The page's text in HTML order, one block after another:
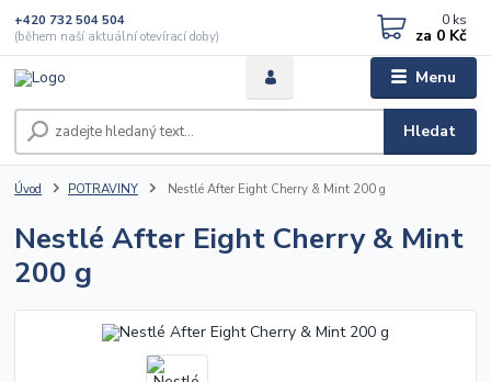
Menu
Hledat
+420 732 504 504
(během naší aktuální otevírací doby)
0 ks
za 0 Kč
Úvod POTRAVINY Nestlé After Eight Cherry & Mint 200 g
Nestlé After Eight Cherry & Mint
200 g